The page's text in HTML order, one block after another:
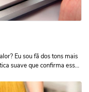
Eu sou fã dos tons mais
suave que confirma ess...